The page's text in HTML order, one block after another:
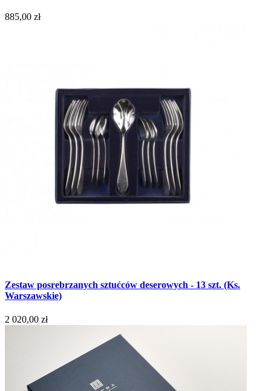
885,00 zł
Zestaw posrebrzanych sztućców deserowych - 13 szt. (Ks.
Warszawskie)
2 020,00 zł